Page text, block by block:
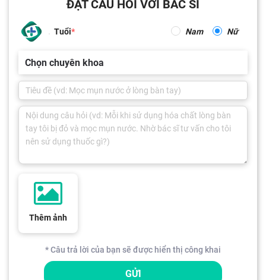
ĐẶT CÂU HỎI VỚI BÁC SĨ
Tuổi Nam Nữ
Chọn chuyên khoa
Thêm ảnh
* Câu trả lời của bạn sẽ được hiển thị công khai
GỬI